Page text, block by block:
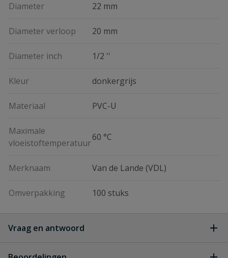
Diameter 22 mm
Diameter verloop 20 mm
Diameter inch 1/2 ''
Kleur donkergrijs
Materiaal PVC-U
Maximale
vloeistoftemperatuur
60 °C
Merknaam Van de Lande (VDL)
Omverpakking 100 stuks
Vraag en antwoord